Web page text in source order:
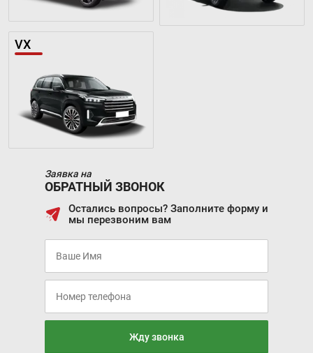
VX
Заявка на
ОБРАТНЫЙ ЗВОНОК
Остались вопросы? Заполните форму и
мы перезвоним вам
Жду звонка